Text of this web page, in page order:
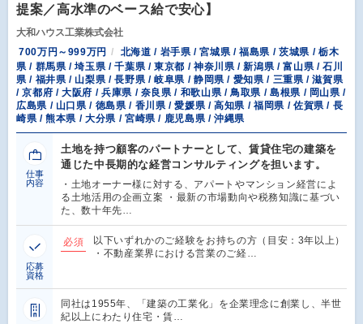
提案／高水準のベース給で安心】
大和ハウス工業株式会社
700万円～999万円
北海道 / 岩手県 / 宮城県 / 福島県 / 茨城県 / 栃木
県 / 群馬県 / 埼玉県 / 千葉県 / 東京都 / 神奈川県 / 新潟県 / 富山県 / 石川
県 / 福井県 / 山梨県 / 長野県 / 岐阜県 / 静岡県 / 愛知県 / 三重県 / 滋賀県
/ 京都府 / 大阪府 / 兵庫県 / 奈良県 / 和歌山県 / 鳥取県 / 島根県 / 岡山県 /
広島県 / 山口県 / 徳島県 / 香川県 / 愛媛県 / 高知県 / 福岡県 / 佐賀県 / 長
崎県 / 熊本県 / 大分県 / 宮崎県 / 鹿児島県 / 沖縄県
仕事
内容
土地を持つ顧客のパートナーとして、賃貸住宅の建築を
通じた中長期的な経営コンサルティングを担います。
・土地オーナー様に対する、アパートやマンション経営によ
る土地活用の企画立案 ・最新の市場動向や税務知識に基づい
た、数十年先…
応募
資格
必須
以下いずれかのご経験をお持ちの方（目安：3年以上）
・不動産業界における営業のご経…
同社は1955年、「建築の工業化」を企業理念に創業し、半世
紀以上にわたり住宅・賃…